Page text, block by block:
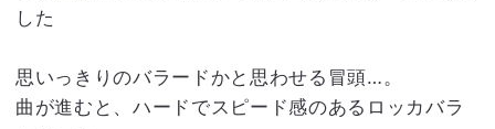
した
思いっきりのバラードかと思わせる冒頭…。
曲が進むと、ハードでスピード感のあるロッカバラ